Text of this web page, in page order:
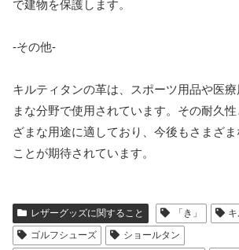
で建物を保護します。
-その他-
キルティタンの革は、スポーツ用品や医
まな分野で使用されています。その耐久
ざまな用途に適しており、今後もさまざ
ことが期待されています。
レザーグッズに関すること 「き」
ゴルフシューズ
ショールタン